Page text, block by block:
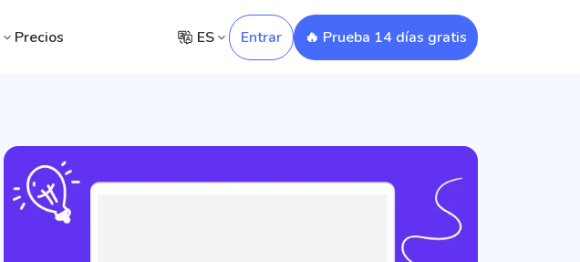
Precios ES Entrar 🔥 Prueba 14 días gratis